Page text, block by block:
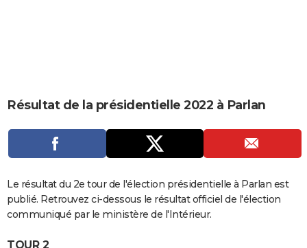
CARTE DE VOEUX
DICTIONNAIRE
Dictionnaire
Biographies
Expressions
Proverbes
PROGRAMME TV
COPAINS D'AVANT
Se connecter
Collèges
Universités
Entreprises
Service militaire
Avis de recherche
AVIS DE DÉCÈS
FORUM
Résultat de la présidentielle 2022 à Parlan
Le résultat du 2e tour de l'élection présidentielle à Parlan est
publié. Retrouvez ci-dessous le résultat officiel de l'élection
communiqué par le ministère de l'Intérieur.
TOUR 2